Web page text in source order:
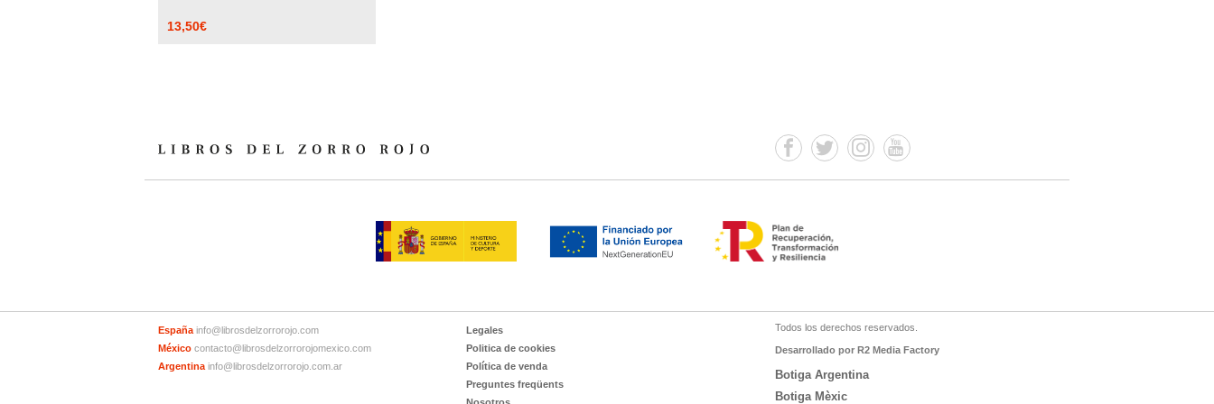
13,50€
España info@librosdelzorrorojo.com
México contacto@librosdelzorrorojomexico.com
Argentina info@librosdelzorrorojo.com.ar
Legales
Politica de cookies
Política de venda
Preguntes freqüents
Todos los derechos reservados.
Desarrollado por R2 Media Factory
Botiga Argentina
Botiga Mèxic